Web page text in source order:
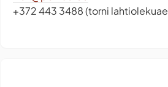
+372 443 3488 (torni